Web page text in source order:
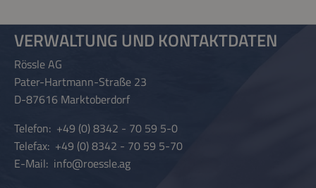
dem Schwammfilter wird feiner Schmutz
ausgefiltert, der Einsatz des Lochgitters hält
Ästchen oder Fadenalgen zurück. Ganz
ohne Einsatz beschränkt sich der
Vorabscheider auf die reine
Schwerkraftfilterung bspw. für Steine und
Laub. Um den Transport zu erleichtern
empfehlen wir die Verwendung des
VERWALTUNG UND KONTAKTDATEN
Rössle AG
Pater-Hartmann-Straße 23
D-87616 Marktoberdorf
Telefon: +49 (0) 8342 - 70 59 5-0
Telefax: +49 (0) 8342 - 70 59 5-70
E-Mail: info@roessle.ag